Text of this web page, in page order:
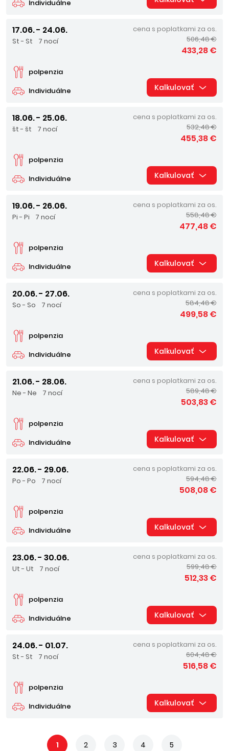
Individuálne
17.06. - 24.06.
St - St 7 nocí
Individuálne
polpenzia
cena s poplatkami za os.
506,48 €
433,28 €
Kalkulovať
18.06. - 25.06.
št - št 7 nocí
Individuálne
polpenzia
cena s poplatkami za os.
532,48 €
455,38 €
Kalkulovať
19.06. - 26.06.
Pi - Pi 7 nocí
Individuálne
polpenzia
cena s poplatkami za os.
558,48 €
477,48 €
Kalkulovať
20.06. - 27.06.
So - So 7 nocí
Individuálne
polpenzia
cena s poplatkami za os.
584,48 €
499,58 €
Kalkulovať
21.06. - 28.06.
Ne - Ne 7 nocí
Individuálne
polpenzia
cena s poplatkami za os.
589,48 €
503,83 €
Kalkulovať
22.06. - 29.06.
Po - Po 7 nocí
Individuálne
polpenzia
cena s poplatkami za os.
594,48 €
508,08 €
Kalkulovať
23.06. - 30.06.
Ut - Ut 7 nocí
Individuálne
polpenzia
cena s poplatkami za os.
599,48 €
512,33 €
Kalkulovať
24.06. - 01.07.
St - St 7 nocí
Individuálne
polpenzia
cena s poplatkami za os.
604,48 €
516,58 €
Kalkulovať
1 2 3 4 5